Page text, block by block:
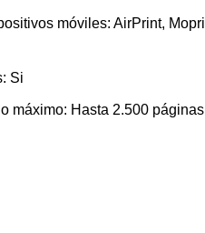
móviles: AirPrint,
Si
máximo: Hasta 2.500 páginas